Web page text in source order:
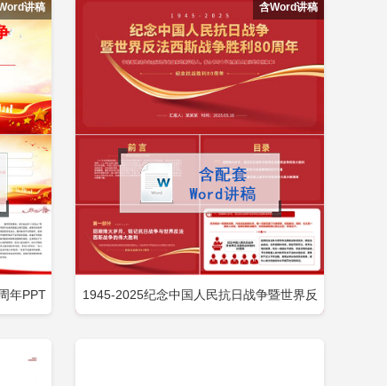
讲稿
年PPT
含Word讲稿
1945-2025纪念中国人民抗日战争暨世界反
载 添加收藏 立即下载